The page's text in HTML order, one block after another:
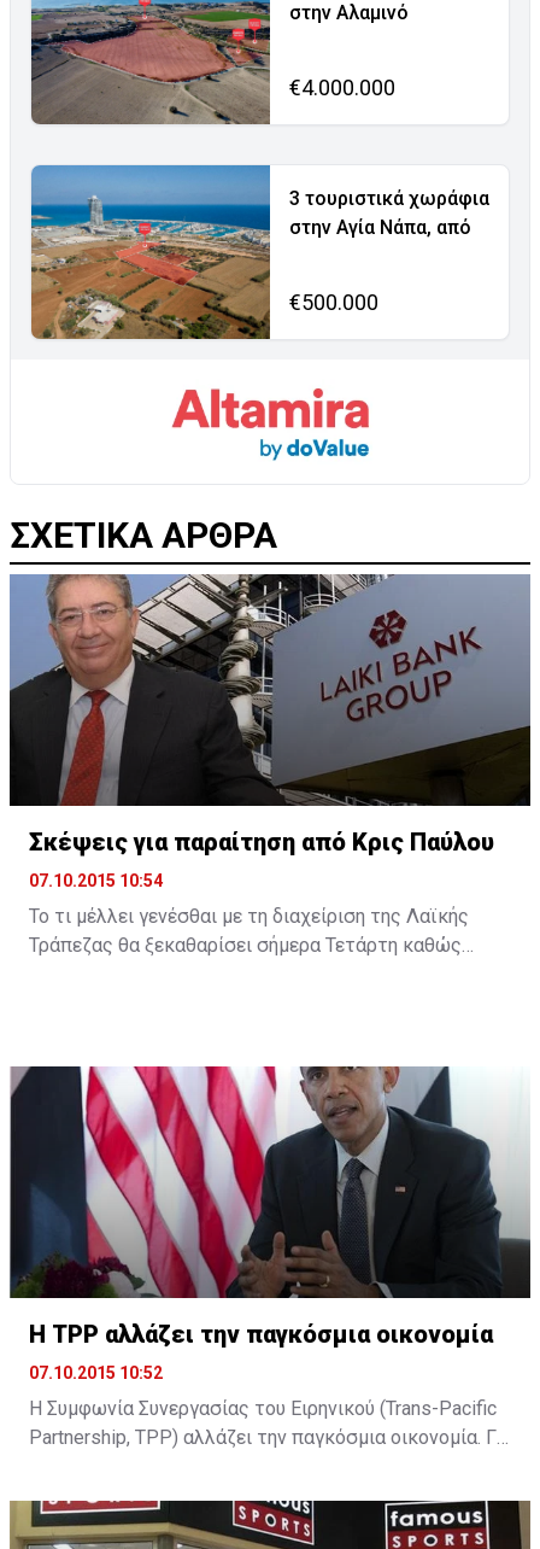
στην Αλαμινό
€4.000.000
3 τουριστικά χωράφια
στην Αγία Νάπα, από
€500.000
ΣΧΕΤΙΚΑ ΑΡΘΡΑ
Σκέψεις για παραίτηση από Κρις Παύλου
07.10.2015 10:54
Το τι μέλλει γενέσθαι με τη διαχείριση της Λαϊκής
Τράπεζας θα ξεκαθαρίσει σήμερα Τετάρτη καθώς
βρίσκεται στην Κεντρική Τράπεζα όπου αναμένεται να
ξεκαθαρίσει η παραμονή του ή όχι ...
H TPP αλλάζει την παγκόσμια οικονομία
07.10.2015 10:52
Η Συμφωνία Συνεργασίας του Ειρηνικού (Trans-Pacific
Partnership, TPP) αλλάζει την παγκόσμια οικονομία. Για
είναι το στοίχημα για την επιτυχία της δοκιμαζόμενης